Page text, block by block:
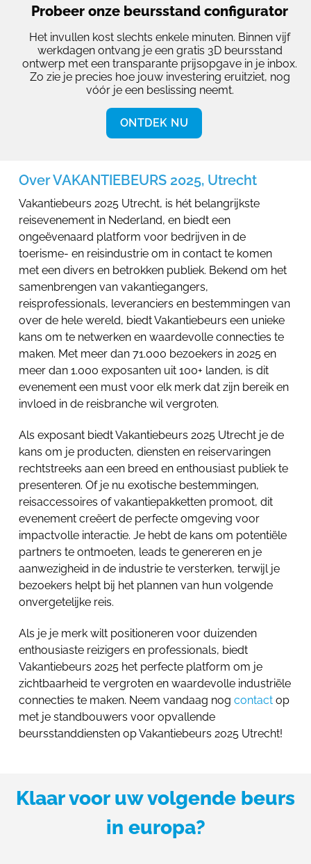
Probeer onze beursstand configurator
Het invullen kost slechts enkele minuten. Binnen vijf
werkdagen ontvang je een gratis 3D beursstand
ontwerp met een transparante prijsopgave in je inbox.
Zo zie je precies hoe jouw investering eruitziet, nog
vóór je een beslissing neemt.
ONTDEK NU
Over VAKANTIEBEURS 2025, Utrecht
Vakantiebeurs 2025 Utrecht, is hét belangrijkste
reisevenement in Nederland, en biedt een
ongeëvenaard platform voor bedrijven in de
toerisme- en reisindustrie om in contact te komen
met een divers en betrokken publiek. Bekend om het
samenbrengen van vakantiegangers,
reisprofessionals, leveranciers en bestemmingen van
over de hele wereld, biedt Vakantiebeurs een unieke
kans om te netwerken en waardevolle connecties te
maken. Met meer dan 71.000 bezoekers in 2025 en
meer dan 1.000 exposanten uit 100+ landen, is dit
evenement een must voor elk merk dat zijn bereik en
invloed in de reisbranche wil vergroten.
Als exposant biedt Vakantiebeurs 2025 Utrecht je de
kans om je producten, diensten en reiservaringen
rechtstreeks aan een breed en enthousiast publiek te
presenteren. Of je nu exotische bestemmingen,
reisaccessoires of vakantiepakketten promoot, dit
evenement creëert de perfecte omgeving voor
impactvolle interactie. Je hebt de kans om potentiële
partners te ontmoeten, leads te genereren en je
aanwezigheid in de industrie te versterken, terwijl je
bezoekers helpt bij het plannen van hun volgende
onvergetelijke reis.
Als je je merk wilt positioneren voor duizenden
enthousiaste reizigers en professionals, biedt
Vakantiebeurs 2025 het perfecte platform om je
zichtbaarheid te vergroten en waardevolle industriële
connecties te maken. Neem vandaag nog contact op
met je standbouwers voor opvallende
beursstanddiensten op Vakantiebeurs 2025 Utrecht!
Klaar voor uw volgende beurs
in europa?